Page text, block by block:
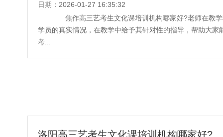
日期：2026-01-27 16:35:32
焦作高三艺考生文化课培训机构哪家好?老师在教学
学员的真实情况，在教学中给予其针对性的指导，帮助大
考...
洛阳高三艺考生文化课培训机构哪家好?